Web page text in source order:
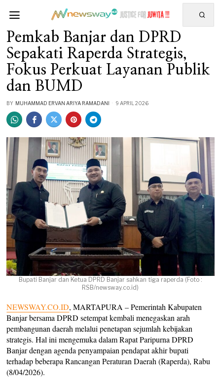
Pemkab Banjar dan DPRD
Sepakati Raperda Strategis,
Fokus Perkuat Layanan Publik
dan BUMD
BY MUHAMMAD ERVAN ARIYA RAMADANI 9 APRIL 2026
Bupati Banjar dan Ketua DPRD Banjar sahkan tiga raperda (Foto :
RSB/newsway.co.id)
NEWSWAY.CO.ID, MARTAPURA – Pemerintah Kabupaten
Banjar bersama DPRD setempat kembali menegaskan arah
pembangunan daerah melalui penetapan sejumlah kebijakan
strategis. Hal ini mengemuka dalam Rapat Paripurna DPRD
Banjar dengan agenda penyampaian pendapat akhir bupati
terhadap beberapa Rancangan Peraturan Daerah (Raperda), Rabu
(8/04/2026).